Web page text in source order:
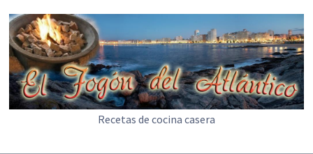
Recetas de cocina casera